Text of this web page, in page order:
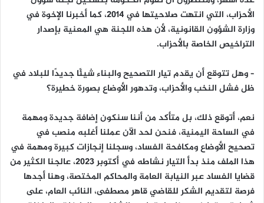
الأحزاب، التي انتهت صلاحيتها في 2014، كما أخبرنا الإخوة في
وزارة الشؤون القانونية، لأن هذه اللجنة هي المعنية بإصدار
التراخيص الخاصة بالأحزاب.
– وهل تتوقع أن يقدم تيار التصحيح والبناء شيئًا جديدًا للبلاد في
ظل فشل النخب والأحزاب، وتدهور الأوضاع بصورة خطيرة؟
نعم، أتوقع ذلك، بل متأكد من أننا سنكون إضافة جديدة ومهمة
في الساحة اليمنية، فنحن لحد الآن عملنا أغلبه منصب في
تصحيح الأوضاع ومكافحة الفساد، وسجلنا إنجازات كبيرة ومهمة في
هذا الملف منذ بدأ التيار نشاطه في أكتوبر 2023، عالجنا الكثير من
قضايا الفساد عبر النيابة العامة والمحاكم المختصة، وهنا أجدها
فرصة لتقديم الشكر للقاضي قاهر مصطفى، النائب العام، على